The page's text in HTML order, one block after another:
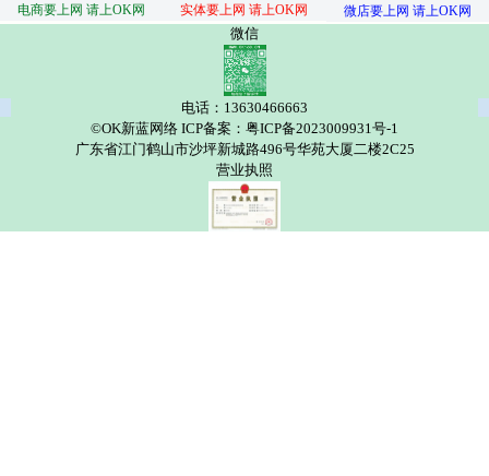
电商要上网 请上OK网
实体要上网 请上OK网 微店要上网 请上OK网
微信
电话：13630466663
©OK新蓝网络 ICP备案：粤ICP备2023009931号-1
广东省江门鹤山市沙坪新城路496号华苑大厦二楼2C25
营业执照